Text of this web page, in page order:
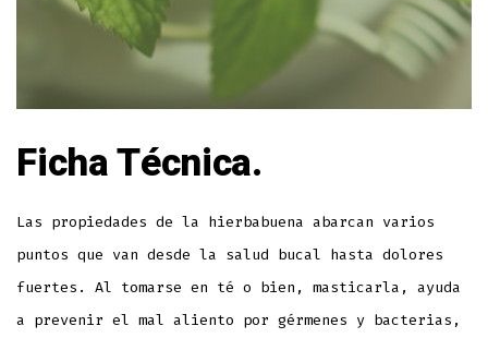
Ficha Técnica.
Las propiedades de la hierbabuena abarcan varios
puntos que van desde la salud bucal hasta dolores
fuertes. Al tomarse en té o bien, masticarla, ayuda
a prevenir el mal aliento por gérmenes y bacterias,